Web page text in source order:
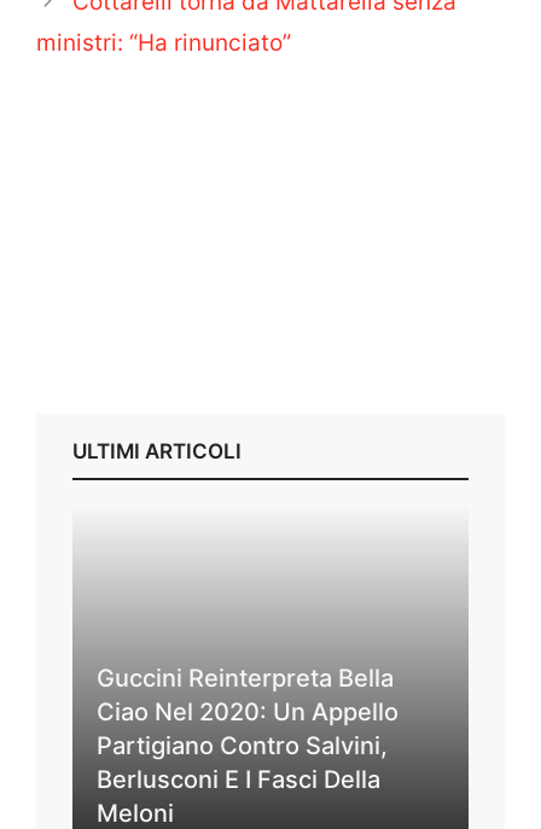
ministri: “Ha rinunciato”
ULTIMI ARTICOLI
Guccini Reinterpreta Bella
Ciao Nel 2020: Un Appello
Partigiano Contro Salvini,
Berlusconi E I Fasci Della
Meloni